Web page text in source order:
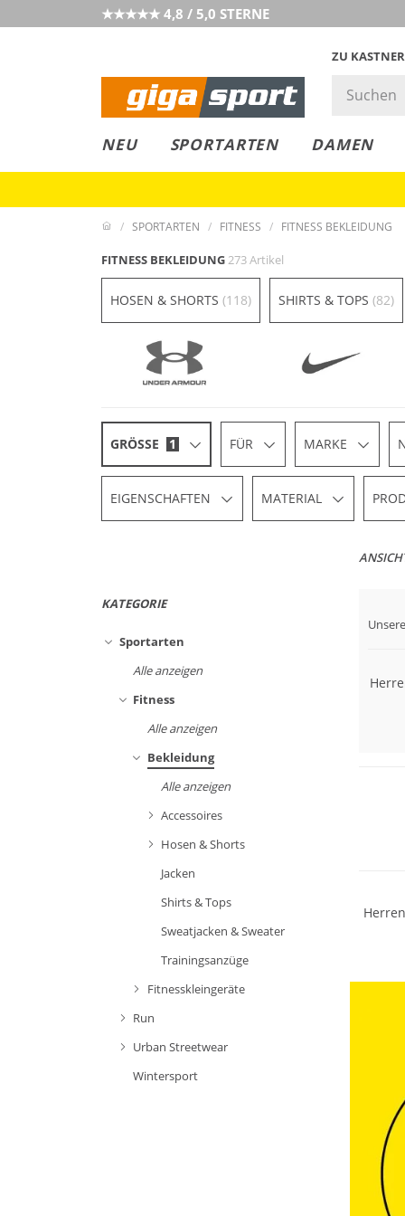
★★★★★ 4,8 / 5,0 STERNE
ZU
NEU SPORTARTEN DAMEN
LEASING
COLLECT
RESERVE
SPORTARTEN FITNESS FITNESS BEKLEIDUNG
FITNESS BEKLEIDUNG273 Artikel
HOSEN & SHORTS (118) SHIRTS & TOPS (82)
GRÖSSE 1 FÜR MARKE
EIGENSCHAFTEN MATERIAL
KATEGORIE
Sportarten
Alle anzeigen
Fitness
Alle anzeigen
Bekleidung
Alle anzeigen
Accessoires
Hosen & Shorts
Jacken
Shirts & Tops
Sweatjacken & Sweater
Trainingsanzüge
Fitnesskleingeräte
Run
Urban Streetwear
Wintersport